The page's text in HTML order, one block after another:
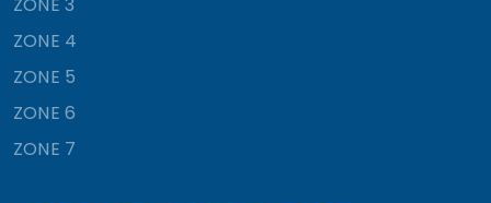
ZONE 4
ZONE 5
ZONE 6
ZONE 7